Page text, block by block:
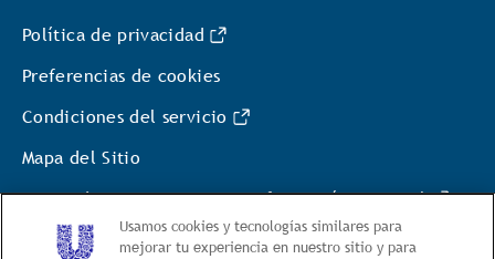
Política de privacidad
Preferencias de cookies
Condiciones del servicio
Mapa del Sitio
No vender ni compartir mi información personal
Política de Privacidad de la Información sobre la
Usamos cookies y tecnologías similares para
mejorar tu experiencia en nuestro sitio y para